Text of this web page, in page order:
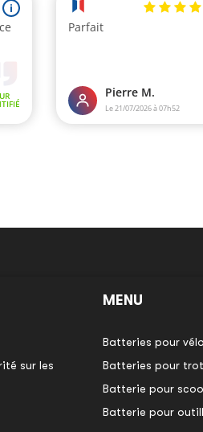
sur les
MENU
Batteries pour
Batteries pour
Batterie pour
Batterie pour